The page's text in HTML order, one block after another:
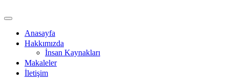
Anasayfa
Hakkımızda
İnsan Kaynakları
Makaleler
İletişim